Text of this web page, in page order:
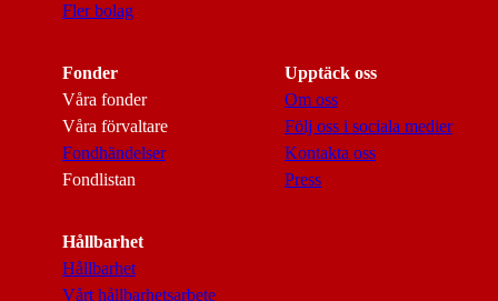
Fler bolag
Fonder
Våra fonder
Våra förvaltare
Fondhändelser
Fondlistan
Upptäck oss
Om oss
Följ oss i sociala medier
Kontakta oss
Press
Hållbarhet
Hållbarhet
Vårt hållbarhetsarbete